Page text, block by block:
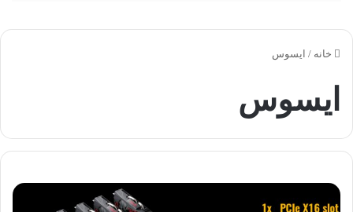
خانه / ایسوس
ایسوس